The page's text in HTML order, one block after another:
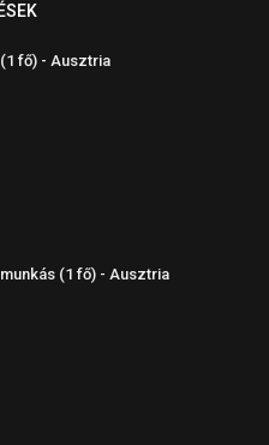
fő) - Ausztria
(1 fő) - Ausztria